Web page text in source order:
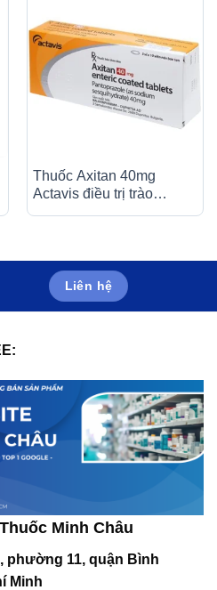
Thuốc Axitan 40mg
Actavis điều trị trào
ngược dạ dày – thực
Liên hệ
Minh Châu
phường 11, quận Bình
Minh